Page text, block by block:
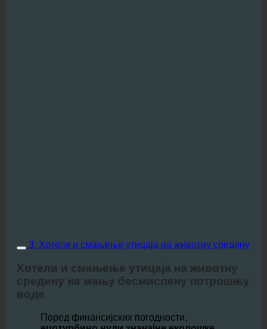
3. Хотели и смањење утицаја на животну средину
Хотели и смањење утицаја на животну
воде